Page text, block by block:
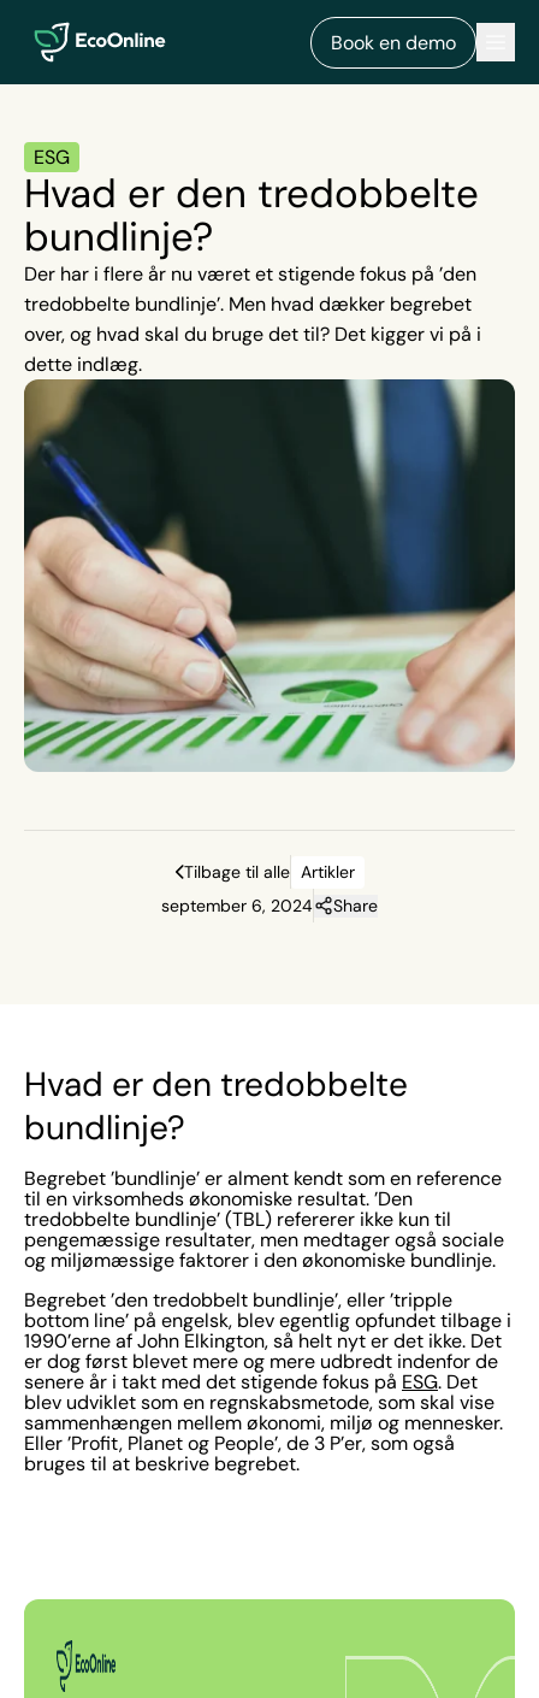
EcoOnline
Book en demo
ESG
Hvad er den tredobbelte
bundlinje?
Der har i flere år nu været et stigende fokus på ’den
tredobbelte bundlinje’. Men hvad dækker begrebet
over, og hvad skal du bruge det til? Det kigger vi på i
dette indlæg.
Tilbage til alle Artikler
september 6, 2024
Share
Hvad er den tredobbelte
bundlinje?
Begrebet ’bundlinje’ er alment kendt som en reference
til en virksomheds økonomiske resultat. ’Den
tredobbelte bundlinje’ (TBL) refererer ikke kun til
pengemæssige resultater, men medtager også sociale
og miljømæssige faktorer i den økonomiske bundlinje.
Begrebet ’den tredobbelt bundlinje’, eller ’tripple
bottom line’ på engelsk, blev egentlig opfundet tilbage i
1990’erne af John Elkington, så helt nyt er det ikke. Det
er dog først blevet mere og mere udbredt indenfor de
senere år i takt med det stigende fokus på ESG. Det
blev udviklet som en regnskabsmetode, som skal vise
sammenhængen mellem økonomi, miljø og mennesker.
Eller ’Profit, Planet og People’, de 3 P’er, som også
bruges til at beskrive begrebet.